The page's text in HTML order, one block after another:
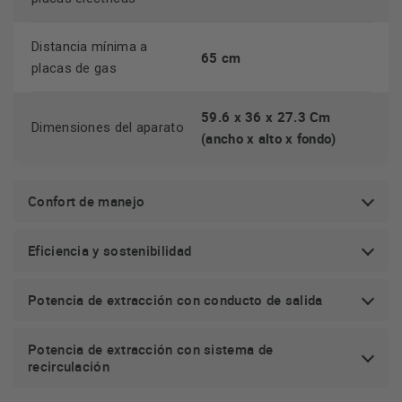
¿No tienes salida de humos en tu
cocina?
que esapta para ser instalada en recirculación con el
olores en todo momento sin la necesidad de tener salida de
Distancia mínima a
placas de gas
65 cm
Dimensiones del aparato
59.6 x 36 x 27.3 Cm
(ancho x alto x fondo)
Confort de manejo
Eficiencia y sostenibilidad
Potencia de extracción con conducto de salida
Potencia de extracción con sistema de
recirculación